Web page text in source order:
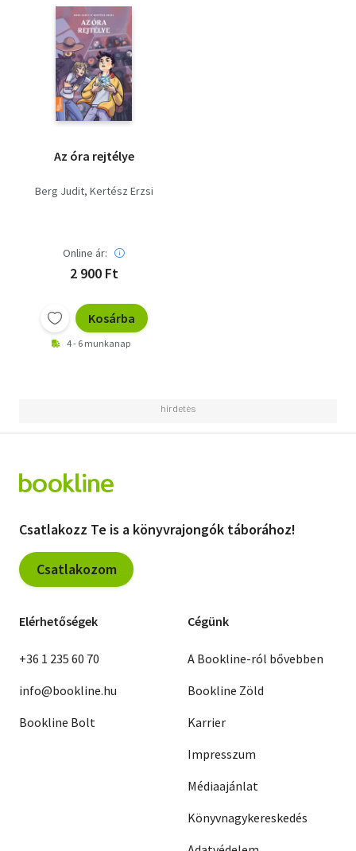
Az óra rejtélye
Berg Judit Kertész Erzsi
Online ár:
2 900 Ft
Kosárba
4 - 6 munkanap
Csatlakozz Te is a könyvrajongók táborához!
Csatlakozom
Elérhetőségek
+36 1 235 60 70
info@bookline.hu
Bookline Bolt
Cégünk
A Bookline-ról bővebben
Bookline Zöld
Karrier
Impresszum
Médiaajánlat
Könyvnagykereskedés